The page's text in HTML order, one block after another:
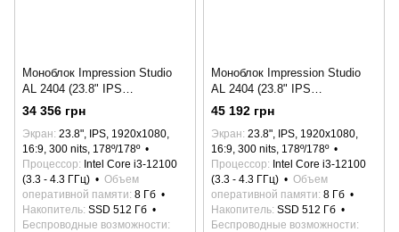
Моноблок Impression Studio
AL 2404 (23.8" IPS
1920x1080/Intel Core i3-
12100/H610/8 Gb/SSD 512Gb)
34 356 грн
Экран 23.8", IPS, 1920x1080,
16:9, 300 nits, 178º/178º
Процессор Intel Core i3-12100
(3.3 - 4.3 ГГц)
Объем
оперативной памяти 8 Гб
Накопитель SSD 512 Гб
Беспроводные возможности
Моноблок Impression Studio
AL 2404 (23.8" IPS
1920x1080/Intel Core i3-
12100/H610/8 Gb/SSD
512Gb/Win 11 Pro)
45 192 грн
Экран 23.8", IPS, 1920x1080,
16:9, 300 nits, 178º/178º
Процессор Intel Core i3-12100
(3.3 - 4.3 ГГц)
Объем
оперативной памяти 8 Гб
Накопитель SSD 512 Гб
Беспроводные возможности